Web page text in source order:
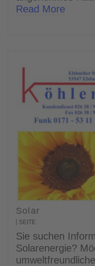
Read More
Solar
SEITE
Sie suchen
Solarenergie?